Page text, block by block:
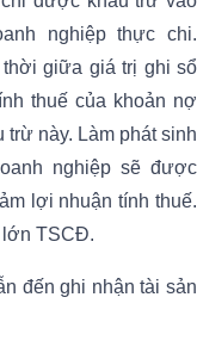
nghiệp thực chi.
giữa giá trị ghi sổ
thuế của khoản nợ
này. Làm phát sinh
nghiệp sẽ được
lợi nhuận tính thuế.
lớn TSCĐ.
đến ghi nhận tài sản